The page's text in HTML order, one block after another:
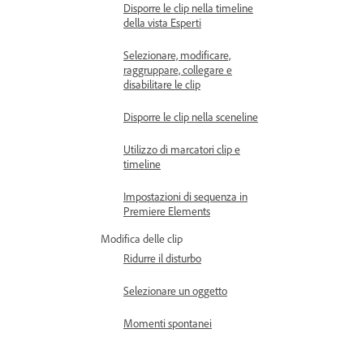
Disporre le clip nella timeline
della vista Esperti
Selezionare, modificare,
raggruppare, collegare e
disabilitare le clip
Disporre le clip nella sceneline
Utilizzo di marcatori clip e
timeline
Impostazioni di sequenza in
Premiere Elements
Modifica delle clip
Ridurre il disturbo
Selezionare un oggetto
Momenti spontanei